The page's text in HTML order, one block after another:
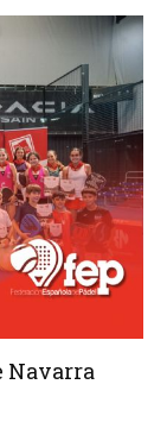
Navarra